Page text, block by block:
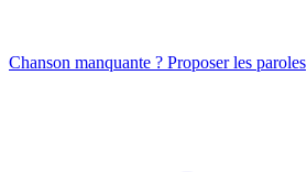
Chanson manquante ? Proposer les paroles